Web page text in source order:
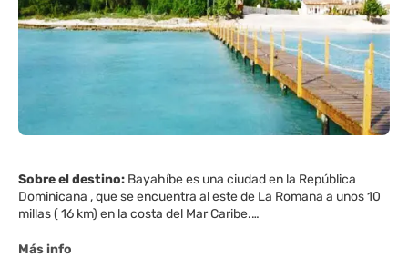
Sobre el destino: Bayahíbe es una ciudad en la República
Dominicana , que se encuentra al este de La Romana a unos 10
millas ( 16 km) en la costa del Mar Caribe.
excursiones, centros de buceo, dos o tres bares, un pequeño
Más info